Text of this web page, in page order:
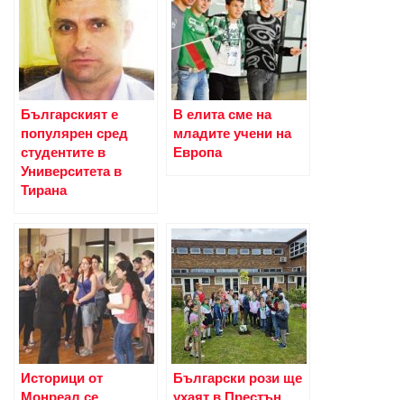
Българският е
популярен сред
студентите в
Университета в
Тирана
В елита сме на
младите учени на
Европа
Историци от
Монреал се
Български рози ще
ухаят в Престън